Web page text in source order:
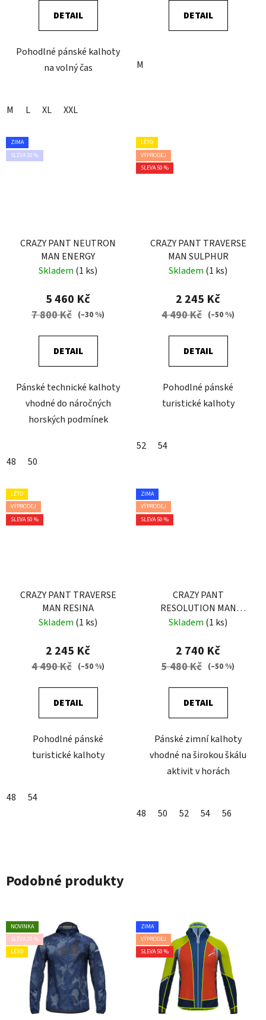
DETAIL
Pohodlné pánské kalhoty
na volný čas
M L XL XXL
DETAIL
M
ZIMA
SLEVA 30 %
CRAZY PANT NEUTRON
MAN ENERGY
Skladem (1 ks)
5 460 Kč
7 800 Kč (–30 %)
DETAIL
Pánské technické kalhoty
vhodné do náročných
horských podmínek
48 50
LÉTO
VÝPRODEJ
SLEVA 50 %
CRAZY PANT TRAVERSE
MAN SULPHUR
Skladem (1 ks)
2 245 Kč
4 490 Kč (–50 %)
DETAIL
Pohodlné pánské
turistické kalhoty
52 54
LÉTO
VÝPRODEJ
SLEVA 50 %
CRAZY PANT TRAVERSE
MAN RESINA
Skladem (1 ks)
2 245 Kč
4 490 Kč (–50 %)
DETAIL
Pohodlné pánské
turistické kalhoty
48 54
ZIMA
VÝPRODEJ
SLEVA 50 %
CRAZY PANT
RESOLUTION MAN
EARLY-BLACK
Skladem (1 ks)
2 740 Kč
5 480 Kč (–50 %)
DETAIL
Pánské zimní kalhoty
vhodné na širokou škálu
aktivit v horách
48 50 52 54 56
Podobné produkty
NOVINKA
SLEVA 20 %
LÉTO
ZIMA
VÝPRODEJ
SLEVA 50 %